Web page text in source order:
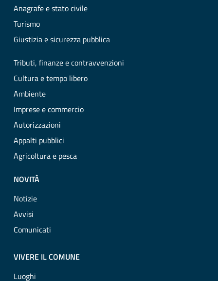
Anagrafe e stato civile
Turismo
Giustizia e sicurezza pubblica
Tributi, finanze e contravvenzioni
Cultura e tempo libero
Ambiente
Imprese e commercio
Autorizzazioni
Appalti pubblici
Agricoltura e pesca
NOVITÀ
Notizie
Avvisi
Comunicati
VIVERE IL COMUNE
Luoghi